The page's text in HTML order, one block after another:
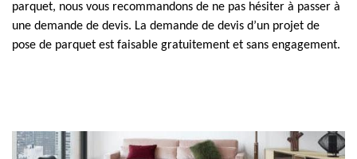
parquet, nous vous recommandons de ne pas hésiter à passer à
une demande de devis. La demande de devis d’un projet de
pose de parquet est faisable gratuitement et sans engagement.